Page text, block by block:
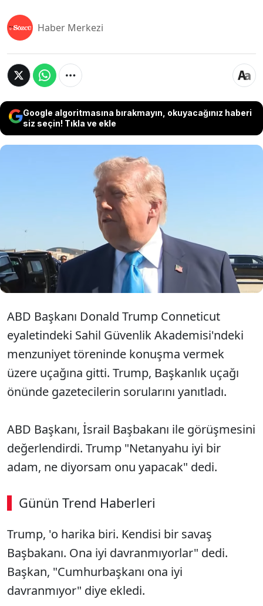
Haber Merkezi
Google algoritmasına bırakmayın, okuyacağınız haberi
siz seçin! Tıkla ve ekle
ABD Başkanı Donald Trump Conneticut'a
gitmek üzere uçağına binmeden önce
gazeticilerin sorularını yanıtladı. İran'daki
krizde İsrail'in konumunu değerlendiren
Başkan, "Netanyahu iyi bir adam, ne diyorsam
onu yapacak" dedi.
ABD Başkanı Donald Trump Conneticut
eyaletindeki Sahil Güvenlik Akademisi'ndeki
menzuniyet töreninde konuşma vermek
üzere uçağına gitti. Trump, Başkanlık uçağı
önünde gazetecilerin sorularını yanıtladı.
ABD Başkanı, İsrail Başbakanı ile görüşmesini
değerlendirdi. Trump "Netanyahu iyi bir
adam, ne diyorsam onu yapacak" dedi.
Günün Trend Haberleri
SÖZCÜ SON DAKİKA
Trump, 'o harika biri. Kendisi bir savaş
Başbakanı. Ona iyi davranmıyorlar" dedi.
Başkan, "Cumhurbaşkanı ona iyi
davranmıyor" diye ekledi.